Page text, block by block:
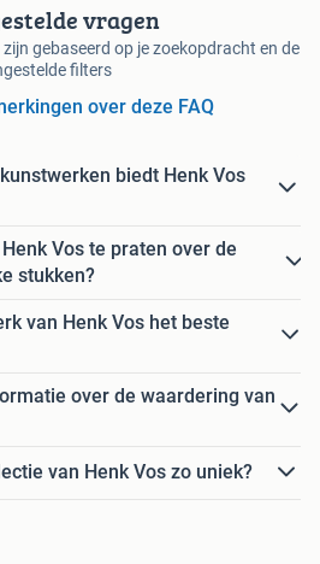
vragen
gebaseerd op je zoekopdracht en de
filters
over deze FAQ
biedt Henk Vos
Vos te praten over de
stukken?
van Henk Vos het beste
over de waardering van
van Henk Vos zo uniek?